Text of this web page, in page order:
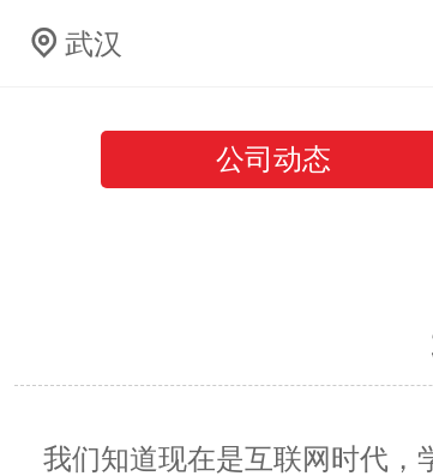
武汉
公司动态
我们知道现在是互联网时代，